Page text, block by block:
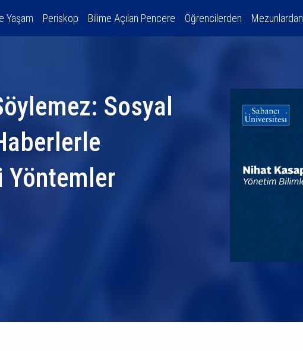
Yaşam Periskop Bilime Açılan Pencere Öğrencilerden Mezunlardan
Sosyal
Yöntemler